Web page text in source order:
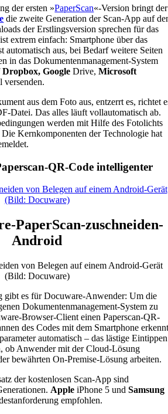
der ersten »PaperScan«-Version bringt der
die zweite Generation der Scan-App auf
der Erstlingsversion sprechen für das
extrem einfach: Smartphone über das
automatisch aus, bei Bedarf weitere Seiten
in das Dokumentenmanagement-System
Dropbox, Google Drive,Microsoft
aus dem Foto aus, entzerrt es, richtet
Datei. Das alles läuft vollautomatisch ab.
werden mit Hilfe des Fotolichts
Kernkomponenten der Technologie hat
QR-Code intelligenter
PaperScan-zuschneiden-
Android
von Belegen auf einem Android-Gerät
(Bild: Docuware)
gibt es für Docuware-Anwender: Um die
Dokumentenmanagement-System zu
Browser-Client einen Paperscan-QR-
des Codes mit dem Smartphone
automatisch – das lästige Eintippen
ob Anwender mit der Cloud-Lösung
bewährten On-Premise-Lösung arbeiten.
der kostenlosen Scan-App sind
Apple iPhone 5 undSamsung
empfohlen.